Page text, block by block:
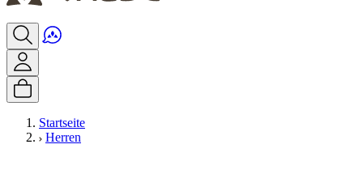
Startseite
Herren